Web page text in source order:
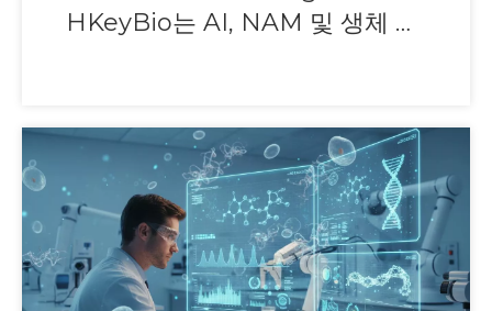
HKeyBio는 AI, NAM 및 생체 내